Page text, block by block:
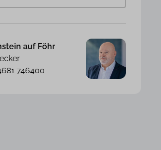
auf Föhr
746400